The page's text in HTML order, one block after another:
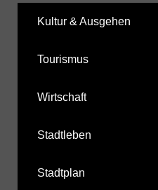
Kultur & Ausgehen
Tourismus
Wirtschaft
Stadtleben
Stadtplan